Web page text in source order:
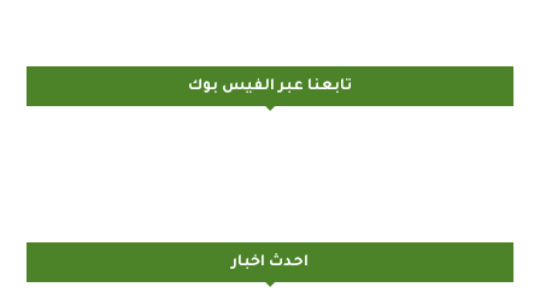
تابعنا عبر الفيس بوك
احدث اخبار